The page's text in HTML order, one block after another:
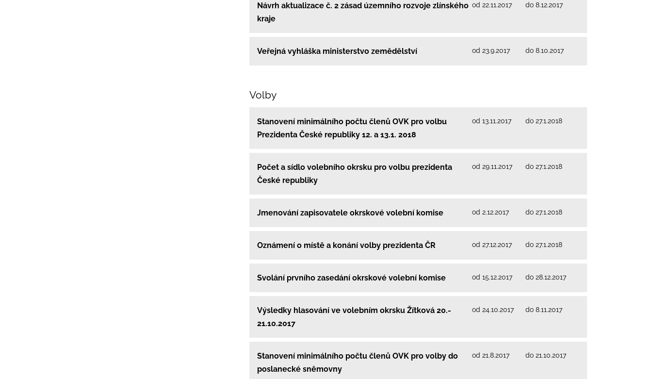
Návrh aktualizace č. 2 zásad územního rozvoje zlínského
kraje
od 22.11.2017 do 8.12.2017
Veřejná vyhláška ministerstvo zemědělství od 23.9.2017 do 8.10.2017
Volby
Stanovení minimálního počtu členů OVK pro volbu
Prezidenta České republiky 12. a 13.1. 2018
od 13.11.2017 do 27.1.2018
Počet a sídlo volebního okrsku pro volbu prezidenta
České republiky
od 29.11.2017 do 27.1.2018
Jmenování zapisovatele okrskové volební komise od 2.12.2017 do 27.1.2018
Oznámení o místě a konání volby prezidenta ČR od 27.12.2017 do 27.1.2018
Svolání prvního zasedání okrskové volební komise od 15.12.2017 do 28.12.2017
Výsledky hlasování ve volebním okrsku Žítková 20.-
21.10.2017
od 24.10.2017 do 8.11.2017
Stanovení minimálního počtu členů OVK pro volby do
poslanecké sněmovny
od 21.8.2017 do 21.10.2017